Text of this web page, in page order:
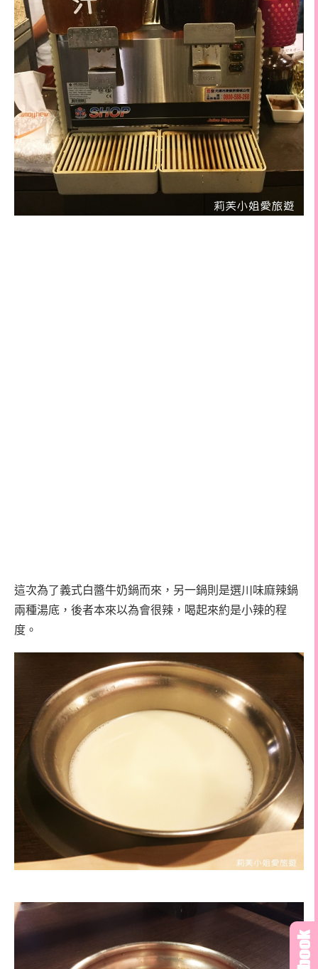
這次為了義式白醬牛奶鍋而來，另一鍋則是選川味麻辣鍋
兩種湯底，後者本來以為會很辣，喝起來約是小辣的程
度。